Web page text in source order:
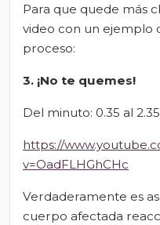
Para que quede más
video con un ejemplo
proceso:
3. ¡No te quemes!
Del minuto: 0.35 al 2.35
https://
v=OadFLHGhCHc
Verdaderamente es
cuerpo afectada